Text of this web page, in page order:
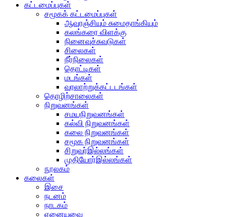
கட்டமைப்புகள்
சமூகக் கட்டமைப்புகள்
ஆவுரஞ்சியும் சுமைதாங்கியும்
கலங்கரை விளக்கு
நினைவுச்சுவடுகள்
சிலைகள்
நீர்நிலைகள்
தொட்டிகள்
மடங்கள்
வரலாற்றுக்கட்டடங்கள்
தொழிற்சாலைகள்
நிறுவனங்கள்
சமயநிறுவனங்கள்
கல்வி நிறுவனங்கள்
கலை நிறுவனங்கள்
சமூக நிறுவனங்கள்
சிறுவர்இல்லங்கள்
முதியோர்இல்லங்கள்
நூலகம்
கலைகள்
இசை
நடனம்
நாடகம்
ஏனையவை